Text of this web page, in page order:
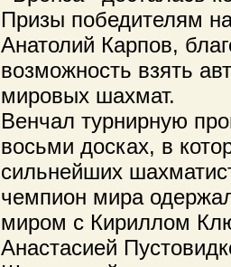
Призы победителям
Анатолий Карпов,
возможность взять
мировых шахмат.
Венчал турнирную
восьми досках, в
сильнейших
чемпион мира
миром с Кириллом
Анастасией